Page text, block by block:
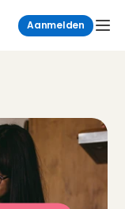
Aanmelden